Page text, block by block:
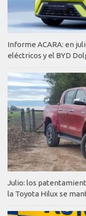
Informe ACARA: en
eléctricos y el BYD
Julio: los
la Toyota Hilux se